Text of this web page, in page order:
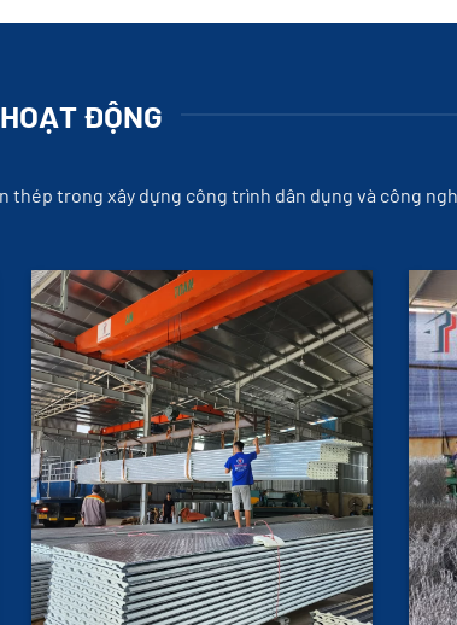
ĐỘNG
trong xây dựng công trình dân dụng và công